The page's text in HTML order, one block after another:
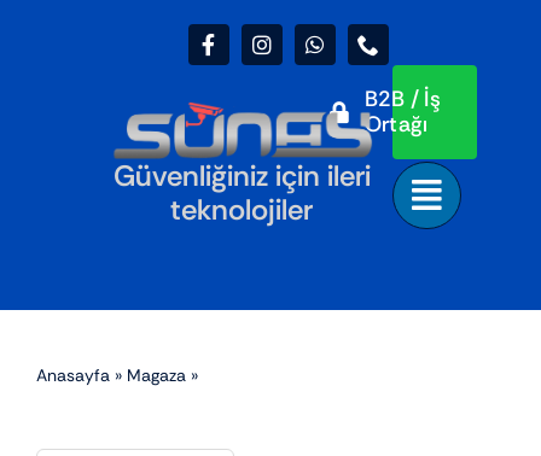
Güvenliğiniz için ileri
teknolojiler
B2B / İş
Ortağı
Anasayfa » Magaza »